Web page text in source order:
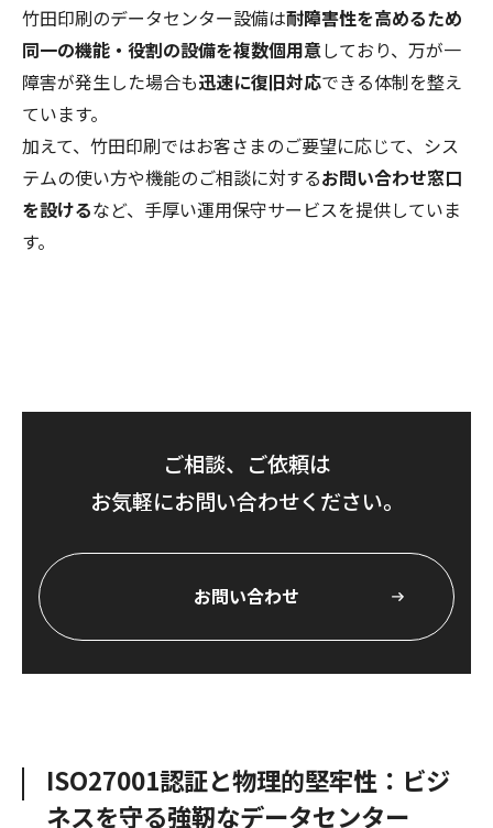
竹田印刷のデータセンター設備は耐障害性を高めるため
同一の機能・役割の設備を複数個用意しており、万が一
障害が発生した場合も迅速に復旧対応できる体制を整え
ています。
加えて、竹田印刷ではお客さまのご要望に応じて、シス
テムの使い方や機能のご相談に対するお問い合わせ窓口
を設けるなど、手厚い運用保守サービスを提供していま
す。
ご相談、ご依頼は
お気軽にお問い合わせください。
お問い合わせ
ISO27001認証と物理的堅牢性：ビジ
ネスを守る強靭なデータセンター